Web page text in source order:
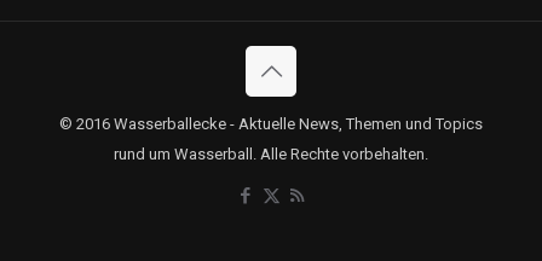
© 2016 Wasserballecke - Aktuelle News, Themen und Topics
rund um Wasserball. Alle Rechte vorbehalten.